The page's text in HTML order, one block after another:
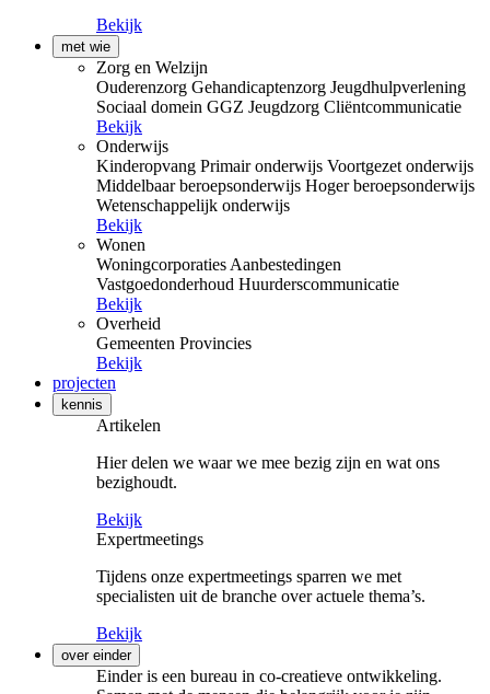
Bekijk
met wie
Zorg en Welzijn
Ouderenzorg Gehandicaptenzorg Jeugdhulpverlening
Sociaal domein GGZ Jeugdzorg Cliëntcommunicatie
Bekijk
Onderwijs
Kinderopvang Primair onderwijs Voortgezet onderwijs
Middelbaar beroepsonderwijs Hoger beroepsonderwijs
Wetenschappelijk onderwijs
Bekijk
Wonen
Woningcorporaties Aanbestedingen
Vastgoedonderhoud Huurderscommunicatie
Bekijk
Overheid
Gemeenten Provincies
Bekijk
projecten
kennis
Artikelen
Hier delen we waar we mee bezig zijn en wat ons
bezighoudt.
Bekijk
Expertmeetings
Tijdens onze expertmeetings sparren we met
specialisten uit de branche over actuele thema’s.
Bekijk
over einder
Einder is een bureau in co-creatieve ontwikkeling.